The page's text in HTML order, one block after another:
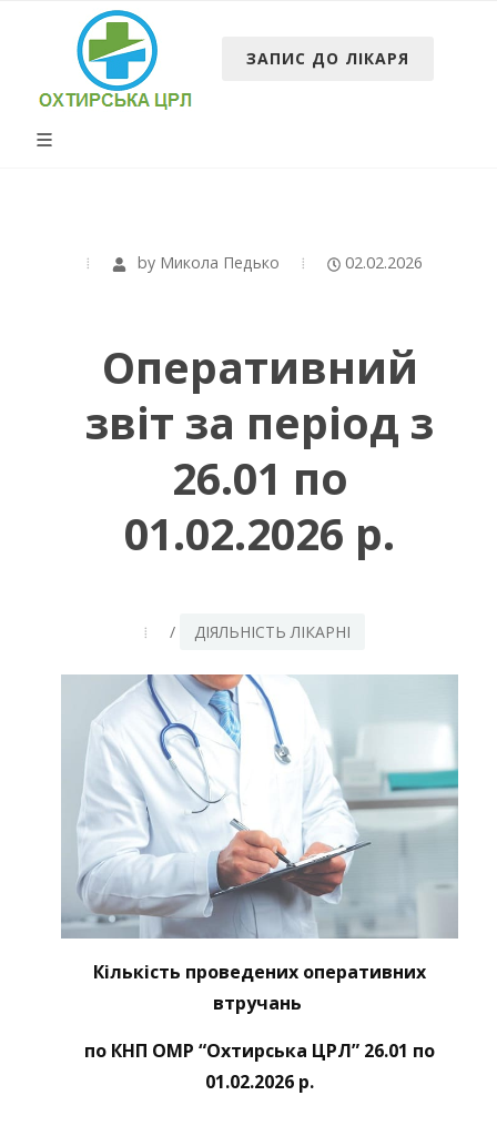
ЗАПИС ДО ЛІКАРЯ
by Микола Педько 02.02.2026
Оперативний
звіт за період з
26.01 по
01.02.2026 р.
/ ДІЯЛЬНІСТЬ ЛІКАРНІ
Кількість проведених оперативних
втручань
по КНП ОМР “Охтирська ЦРЛ” 26.01 по
01.02.2026 р.